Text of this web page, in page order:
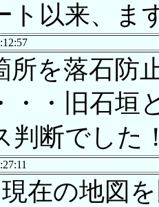
ト以来、ま
所を落石防
・・旧石垣
判断でした
在の地図